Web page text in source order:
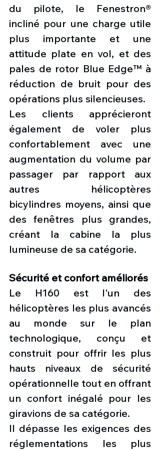
du pilote, le Fenestron®
incliné pour une charge utile
plus importante et une
attitude plate en vol, et des
pales de rotor Blue Edge™ à
réduction de bruit pour des
opérations plus silencieuses.
Les clients apprécieront
également de voler plus
confortablement avec une
augmentation du volume par
passager par rapport aux
autres hélicoptères
bicylindres moyens, ainsi que
des fenêtres plus grandes,
créant la cabine la plus
lumineuse de sa catégorie.
Sécurité et confort améliorés
Le H160 est l'un des
hélicoptères les plus avancés
au monde sur le plan
technologique, conçu et
construit pour offrir les plus
hauts niveaux de sécurité
opérationnelle tout en offrant
un confort inégalé pour les
giravions de sa catégorie.
Il dépasse les exigences des
réglementations les plus